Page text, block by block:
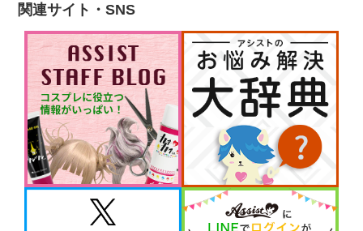
関連サイト・SNS